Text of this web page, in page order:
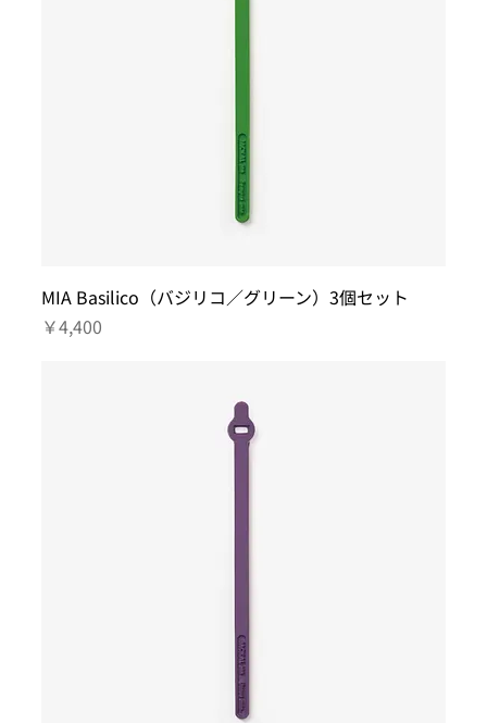
MIA Basilico（バジリコ／グリーン）3個セット
価格
￥4,400